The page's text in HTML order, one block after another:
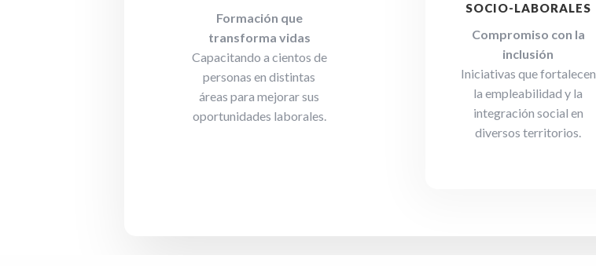
Formación que
transforma vidas
Capacitando a cientos de
personas en distintas
áreas para mejorar sus
oportunidades laborales.
SOCIO-LABORALES
Compromiso con la
inclusión
Iniciativas que fortalecen
la empleabilidad y la
integración social en
diversos territorios.